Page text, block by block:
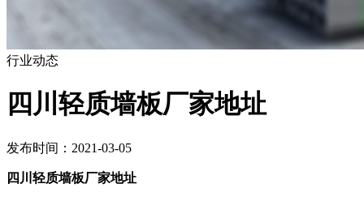
行业动态
四川轻质墙板厂家地址
发布时间：2021-03-05
四川轻质墙板厂家地址